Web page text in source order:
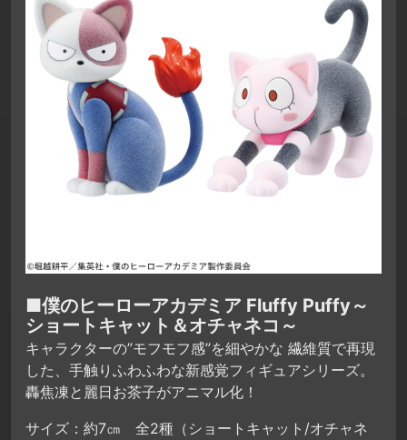
■僕のヒーローアカデミア Fluffy Puffy～
ショートキャット＆オチャネコ～
キャラクターの”モフモフ感”を細やかな 繊維質で再現
した、手触りふわふわな新感覚フィギュアシリーズ。
轟焦凍と麗日お茶子がアニマル化！
サイズ：約7㎝ 全2種（ショートキャット/オチャネ